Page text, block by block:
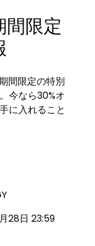
限定
間限定の特別
今なら30%オ
に入れること
28日 23:59